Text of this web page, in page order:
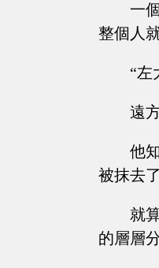
一
整個人
“左
遠
他
被抹去了
就
的層層